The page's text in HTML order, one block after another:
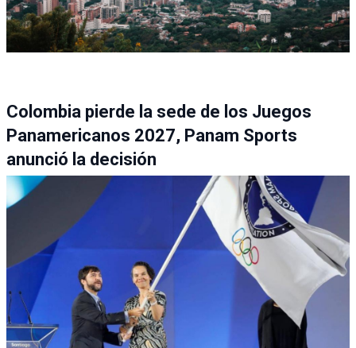
Colombia pierde la sede de los Juegos
Panamericanos 2027, Panam Sports
anunció la decisión